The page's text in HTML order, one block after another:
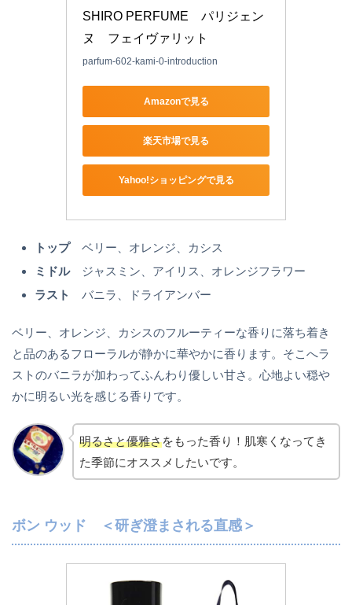
SHIRO PERFUME　パリジェン
ヌ　フェイヴァリット
parfum-602-kami-0-introduction
Amazonで見る
楽天市場で見る
Yahoo!ショッピングで見る
トップベリー、オレンジ、カシス
ミドルジャスミン、アイリス、オレンジフラワー
ラスト
バニラ、ドライアンバー
ベリー、オレンジ、カシスのフルーティーな香りに落ち着き
と品のあるフローラルが静かに華やかに香ります。そこへラ
ストのバニラが加わってふんわり優しい甘さ。心地よい穏や
かに明るい光を感じる香りです。
明るさと優雅さをもった香り！肌寒くなってき
た季節にオススメしたいです。
ボン ウッド ＜研ぎ澄まされる直感＞